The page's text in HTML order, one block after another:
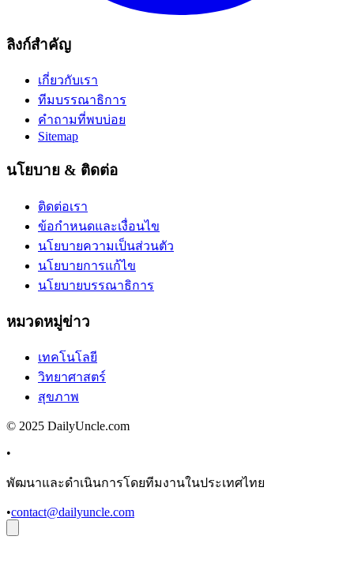
ลิงก์สำคัญ
เกี่ยวกับเรา
ทีมบรรณาธิการ
คำถามที่พบบ่อย
Sitemap
นโยบาย & ติดต่อ
ติดต่อเรา
ข้อกำหนดและเงื่อนไข
นโยบายความเป็นส่วนตัว
นโยบายการแก้ไข
นโยบายบรรณาธิการ
หมวดหมู่ข่าว
เทคโนโลยี
วิทยาศาสตร์
สุขภาพ
© 2025 DailyUncle.com
•
พัฒนาและดำเนินการโดยทีมงานในประเทศไทย
•contact@dailyuncle.com